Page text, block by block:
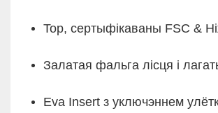
Top, сертыфікаваны FSC &
Залатая фальга лісця і
Eva Insert з уключэннем